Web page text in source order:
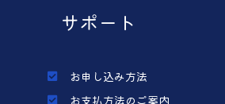
サポート
お申し込み方法
お支払方法のご案内